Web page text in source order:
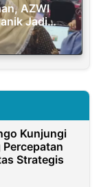
AZWI
Jadi
Kunjungi
Percepatan
Strategis